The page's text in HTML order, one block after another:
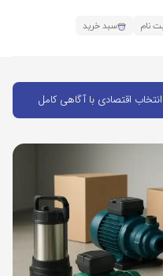
نام سبد خرید
اقتصادی با آگاهی کامل